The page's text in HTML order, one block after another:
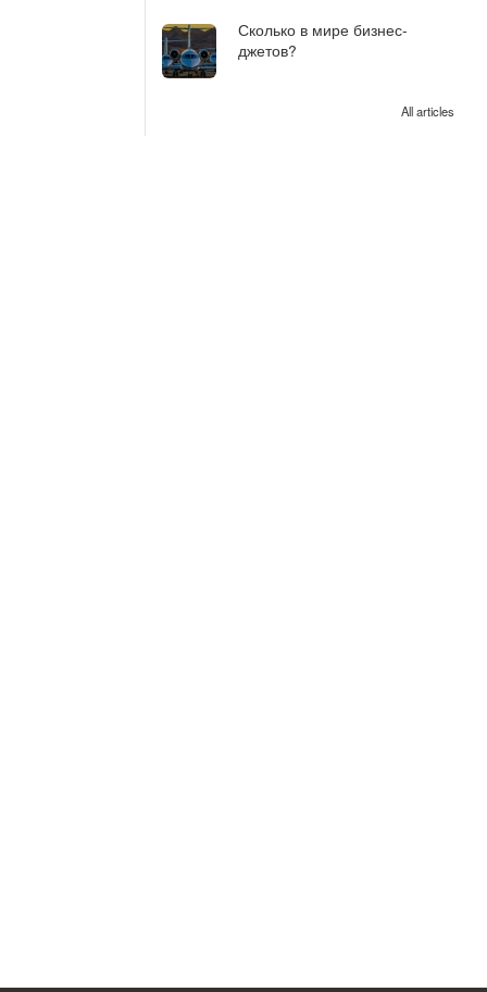
Сколько в мире бизнес-
джетов?
All articles